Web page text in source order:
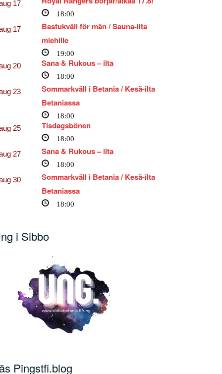
17
18:00
17
Bastukväll för män / Sauna-ilta
miehille
19:00
20 Sana & Rukous – ilta
18:00
23
Sommarkväll i Betania / Kesä-ilta
Betaniassa
18:00
25 Tisdagsbönen
18:00
27 Sana & Rukous – ilta
18:00
30
Sommarkväll i Betania / Kesä-ilta
Betaniassa
18:00
i Sibbo
Pingstfi.blog